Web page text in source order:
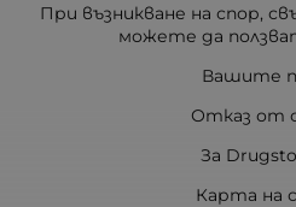
При възникване на спор,
можете да
Вашите
Отказ от
За
Карта на